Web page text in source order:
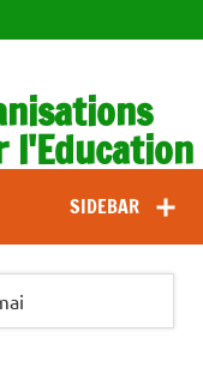
l'Education
SIDEBAR